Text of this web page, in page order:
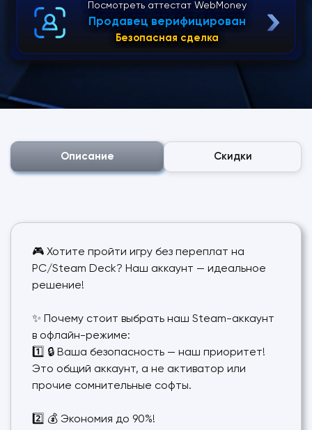
Посмотреть аттестат WebMoney
Продавец верифицирован
Безопасная сделка
Описание Скидки
🎮 Хотите пройти игру без переплат на
PC/Steam Deck? Наш аккаунт — идеальное
решение!
✨ Почему стоит выбрать наш Steam-аккаунт
в офлайн-режиме:
1️⃣ 🔒 Ваша безопасность — наш приоритет!
Это общий аккаунт, а не активатор или
прочие сомнительные софты.
2️⃣ 💰 Экономия до 90%!